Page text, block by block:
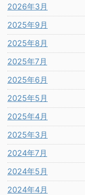
2026年3月
2025年9月
2025年8月
2025年7月
2025年6月
2025年5月
2025年4月
2025年3月
2024年7月
2024年5月
2024年4月